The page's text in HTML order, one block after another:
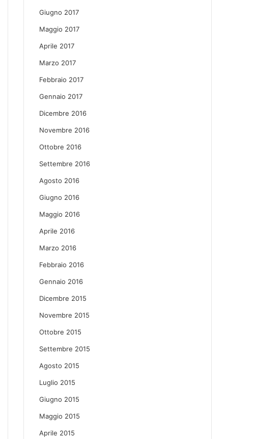
Giugno 2017
Maggio 2017
Aprile 2017
Marzo 2017
Febbraio 2017
Gennaio 2017
Dicembre 2016
Novembre 2016
Ottobre 2016
Settembre 2016
Agosto 2016
Giugno 2016
Maggio 2016
Aprile 2016
Marzo 2016
Febbraio 2016
Gennaio 2016
Dicembre 2015
Novembre 2015
Ottobre 2015
Settembre 2015
Agosto 2015
Luglio 2015
Giugno 2015
Maggio 2015
Aprile 2015